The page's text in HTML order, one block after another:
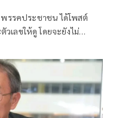
รรคประชาชน ได้โพสต์
เลขให้ดู โดยจะยังไม่